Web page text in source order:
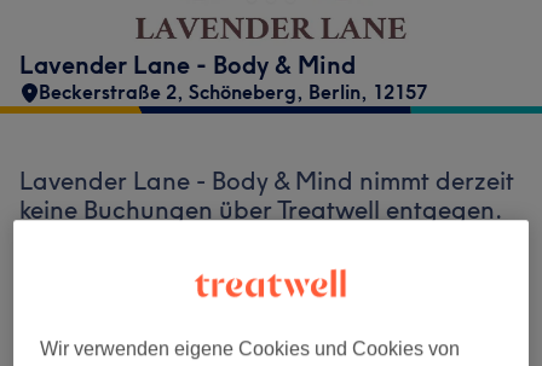
Lavender Lane - Body & Mind
Beckerstraße 2, Schöneberg, Berlin, 12157
Lavender Lane - Body & Mind nimmt derzeit
keine Buchungen über Treatwell entgegen.
verfügbare Salons in Ihrer Nähe zu
Dort warten viele erstklassige Profis
Wir verwenden eigene Cookies und Cookies von